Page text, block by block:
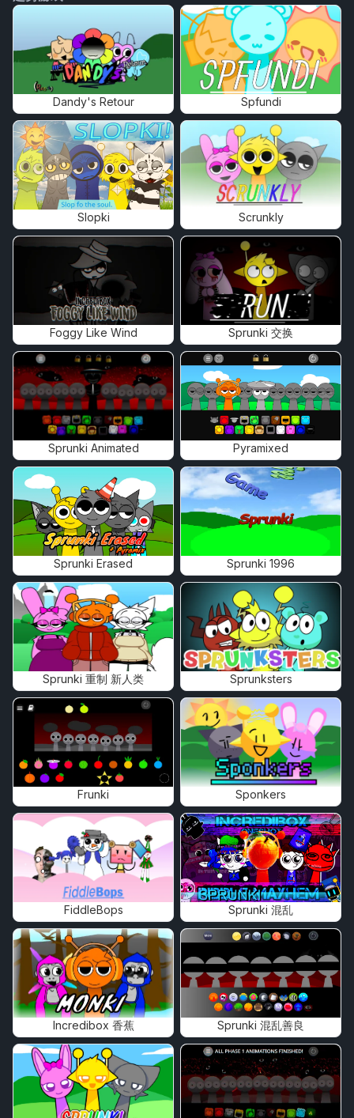
Dandy's Retour Spfundi
Slopki Scrunkly
Foggy Like Wind Sprunki 交换
Sprunki Animated Pyramixed
Sprunki Erased Sprunki 1996
Sprunki 重制 新人类 Sprunksters
Frunki Sponkers
FiddleBops Sprunki 混乱
Incredibox 香蕉 Sprunki 混乱善良